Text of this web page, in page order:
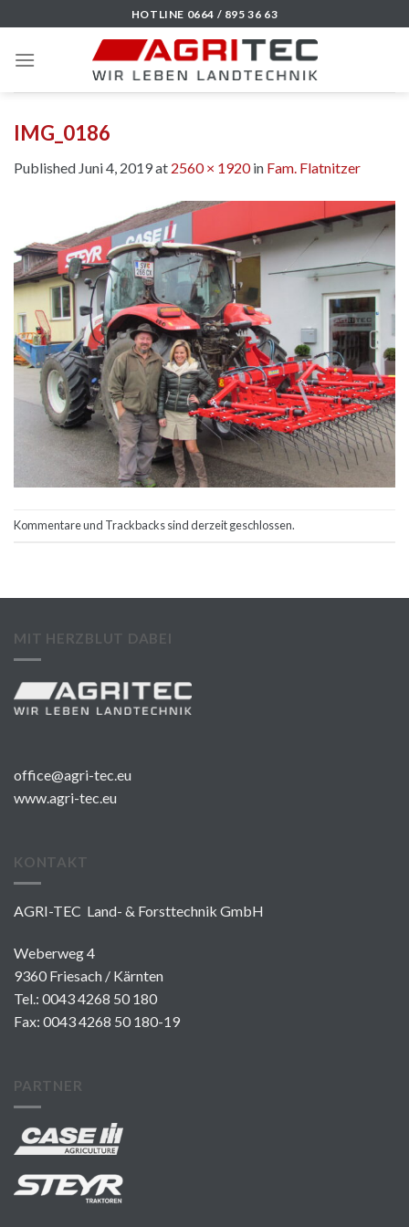
to
content
HOTLINE 0664 / 895 36 63
IMG_0186
Published Juni 4, 2019at 2560 × 1920in Fam. Flatnitzer
Kommentare und Trackbacks sind derzeit geschlossen.
MIT HERZBLUT DABEI
office@agri-tec.eu
www.agri-tec.eu
KONTAKT
AGRI-TEC Land- & Forsttechnik GmbH
Weberweg 4
9360 Friesach / Kärnten
Tel.: 0043 4268 50 180
Fax: 0043 4268 50 180-19
PARTNER